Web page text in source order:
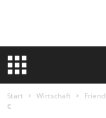
Start Wirtschaft
€